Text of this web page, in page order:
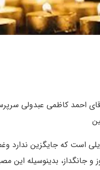
آقای احمد کاظمی عبدولی
است که جایگزین ندارد
بدینوسیله این